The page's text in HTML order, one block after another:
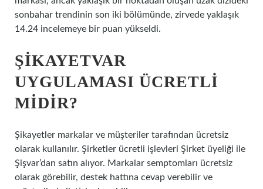
sonbahar trendinin son iki bölümünde, zirvede yaklaşık
14.24 incelemeye bir puan yükseldi.
ŞIKAYETVAR
UYGULAMASI ÜCRETLI
MIDIR?
Şikayetler markalar ve müşteriler tarafından ücretsiz
olarak kullanılır. Şirketler ücretli işlevleri Şirket üyeliği ile
Şişvar’dan satın alıyor. Markalar semptomları ücretsiz
olarak görebilir, destek hattına cevap verebilir ve